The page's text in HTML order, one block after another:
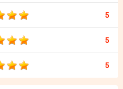
5
5
5